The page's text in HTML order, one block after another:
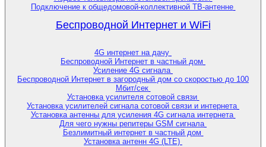
Подключение к общедомовой-коллективной ТВ-антенне
Беспроводной Интернет и WiFi
4G интернет на дачу
Беспроводной Интернет в частный дом
Усиление 4G сигнала
Беспроводной Интернет в загородный дом со скоростью до 100
Мбит/сек
Установка усилителя сотовой связи
Установка усилителей сигнала сотовой связи и интернета
Установка антенны для усиления 4G сигнала интернета
Для чего нужны репитеры GSM сигнала
Безлимитный интернет в частный дом
Установка антенн 4G (LTE)